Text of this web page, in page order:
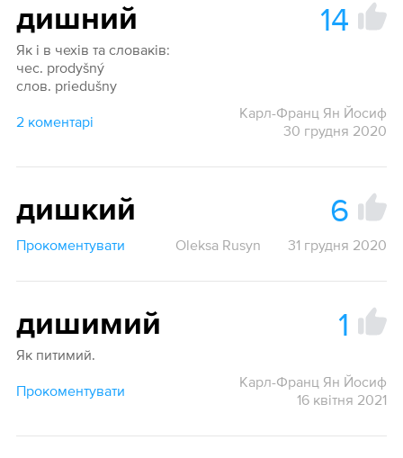
дишний 14
Як і в чехів та словаків:
чес. prodyšný
слов. priedušny
2 коментарі
Карл-Франц Ян Йосиф
30 грудня 2020
дишкий 6
Прокоментувати Oleksa Rusyn 31 грудня 2020
дишимий 1
Як питимий.
Прокоментувати
Карл-Франц Ян Йосиф
16 квітня 2021